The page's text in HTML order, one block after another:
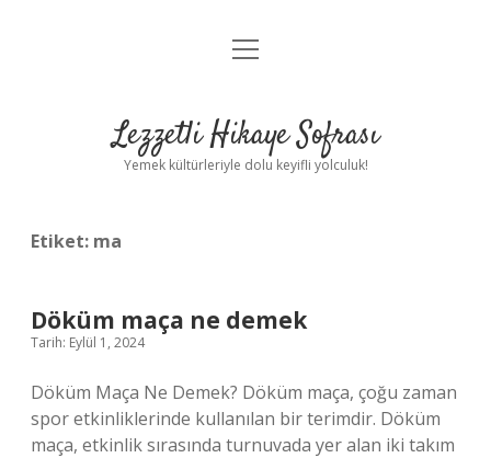
Anasayfa
Yasal Uyarı
menüyü
Lezzetli Hikaye Sofrası
Yemek kültürleriyle dolu keyifli yolculuk!
Etiket: ma
Döküm maça ne demek
Tarih: Eylül 1, 2024
Döküm Maça Ne Demek? Döküm maça, çoğu zaman
spor etkinliklerinde kullanılan bir terimdir. Döküm
maça, etkinlik sırasında turnuvada yer alan iki takım